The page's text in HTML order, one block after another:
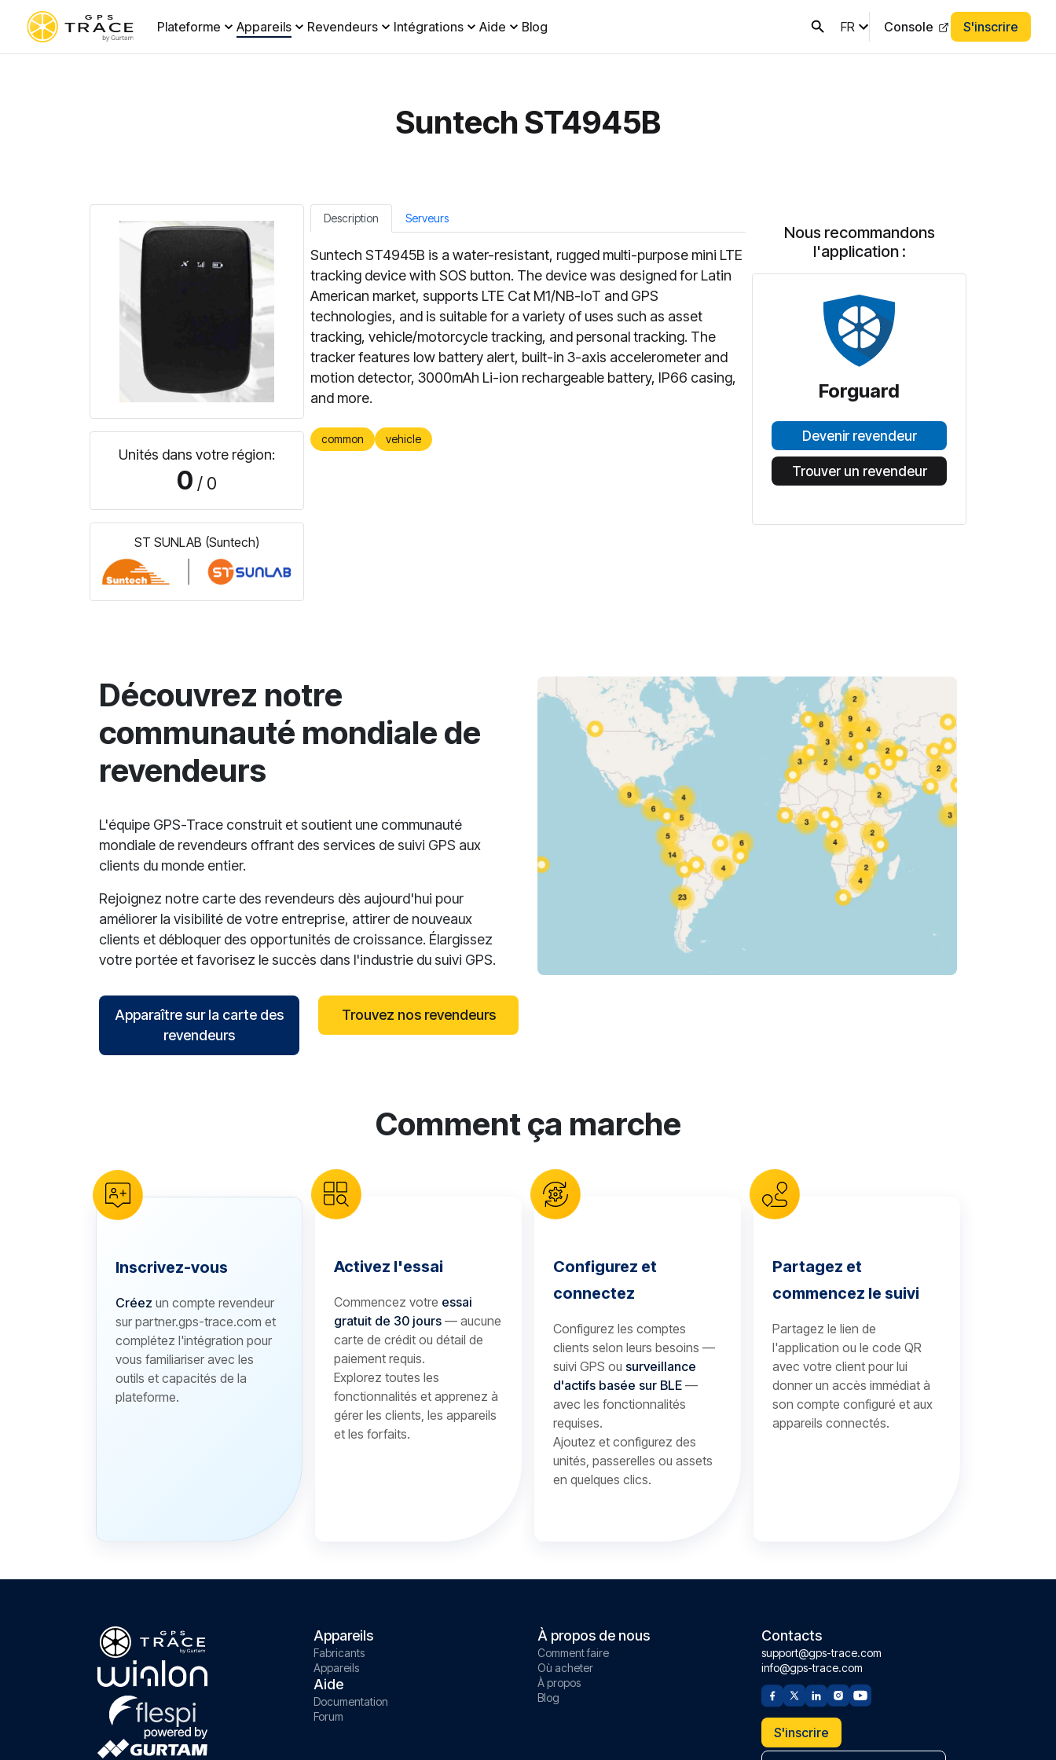
Plateforme Appareils Revendeurs Intégrations Aide Blog FR Console S'inscrire
Suntech ST4945B
Unités dans votre région:
0 / 0
ST SUNLAB (Suntech)
Description Serveurs
Suntech ST4945B is a water-resistant, rugged multi-purpose mini LTE
tracking device with SOS button. The device was designed for Latin
American market, supports LTE Cat M1/NB-IoT and GPS
technologies, and is suitable for a variety of uses such as asset
tracking, vehicle/motorcycle tracking, and personal tracking. The
tracker features low battery alert, built-in 3-axis accelerometer and
motion detector, 3000mAh Li-ion rechargeable battery, IP66 casing,
and more.
common vehicle
Nous recommandons
l'application :
Forguard
Devenir revendeur
Trouver un revendeur
Découvrez notre
communauté mondiale de
revendeurs
L'équipe GPS-Trace construit et soutient une communauté
mondiale de revendeurs offrant des services de suivi GPS aux
clients du monde entier.
Rejoignez notre carte des revendeurs dès aujourd'hui pour
améliorer la visibilité de votre entreprise, attirer de nouveaux
clients et débloquer des opportunités de croissance. Élargissez
votre portée et favorisez le succès dans l'industrie du suivi GPS.
Apparaître sur la carte des
revendeurs
Trouvez nos revendeurs
Comment ça marche
Inscrivez-vous
Créez un compte revendeur
sur partner.gps-trace.com et
complétez l'intégration pour
vous familiariser avec les
outils et capacités de la
plateforme.
Activez l'essai
Commencez votre essai
gratuit de 30 jours — aucune
carte de crédit ou détail de
paiement requis.
Explorez toutes les
fonctionnalités et apprenez à
gérer les clients, les appareils
et les forfaits.
Configurez et
connectez
Configurez les comptes
clients selon leurs besoins —
suivi GPS ou surveillance
d'actifs basée sur BLE —
avec les fonctionnalités
requises.
Ajoutez et configurez des
unités, passerelles ou assets
en quelques clics.
Partagez et
commencez le suivi
Partagez le lien de
l'application ou le code QR
avec votre client pour lui
donner un accès immédiat à
son compte configuré et aux
appareils connectés.
Appareils
Fabricants
Appareils
Aide
Documentation
Forum
À propos de nous
Comment faire
Où acheter
À propos
Blog
Contacts
support@gps-trace.com
info@gps-trace.com
S'inscrire